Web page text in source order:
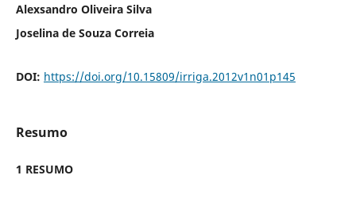
Alexsandro Oliveira Silva
Joselina de Souza Correia
DOI: https://doi.org/10.15809/irriga.2012v1n01p145
Resumo
1 RESUMO